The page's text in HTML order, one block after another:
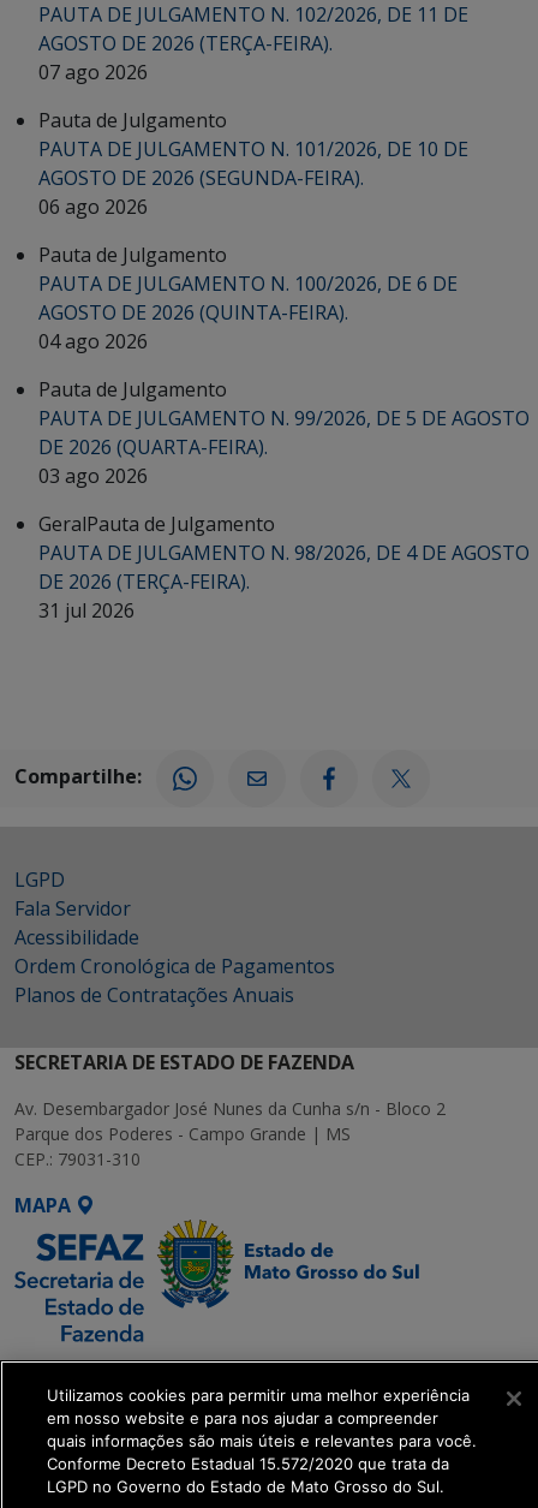
PAUTA DE JULGAMENTO N. 102/2026, DE 11 DE
AGOSTO DE 2026 (TERÇA-FEIRA).
07 ago 2026
Pauta de Julgamento
PAUTA DE JULGAMENTO N. 101/2026, DE 10 DE
AGOSTO DE 2026 (SEGUNDA-FEIRA).
06 ago 2026
Pauta de Julgamento
PAUTA DE JULGAMENTO N. 100/2026, DE 6 DE
AGOSTO DE 2026 (QUINTA-FEIRA).
04 ago 2026
Pauta de Julgamento
PAUTA DE JULGAMENTO N. 99/2026, DE 5 DE AGOSTO
DE 2026 (QUARTA-FEIRA).
03 ago 2026
GeralPauta de Julgamento
PAUTA DE JULGAMENTO N. 98/2026, DE 4 DE AGOSTO
DE 2026 (TERÇA-FEIRA).
31 jul 2026
Compartilhe:
LGPD
Fala Servidor
Acessibilidade
Ordem Cronológica de Pagamentos
Planos de Contratações Anuais
SECRETARIA DE ESTADO DE FAZENDA
Av. Desembargador José Nunes da Cunha s/n - Bloco 2
Parque dos Poderes - Campo Grande | MS
CEP.: 79031-310
MAPA
SETDIG | Secretaria-
Executiva de
Transformação Digital
get_footer();
Utilizamos cookies para permitir uma melhor experiência
em nosso website e para nos ajudar a compreender
quais informações são mais úteis e relevantes para você.
Conforme Decreto Estadual 15.572/2020 que trata da
LGPD no Governo do Estado de Mato Grosso do Sul.